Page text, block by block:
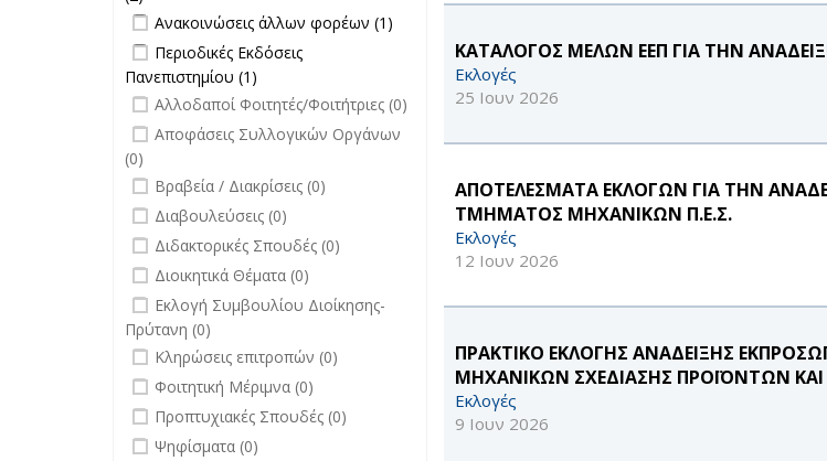
ΚΑΤΑΛΟΓΟΣ ΜΕΛΩΝ ΕΕΠ ΓΙΑ ΤΗΝ
Εκλογές
25 Ιουν 2026
ΑΠΟΤΕΛΕΣΜΑΤΑ ΕΚΛΟΓΩΝ ΓΙΑ ΤΗΝ
ΤΜΗΜΑΤΟΣ ΜΗΧΑΝΙΚΩΝ Π.Ε.Σ.
Εκλογές
12 Ιουν 2026
ΠΡΑΚΤΙΚΟ ΕΚΛΟΓΗΣ ΑΝΑΔΕΙΞΗΣ
ΜΗΧΑΝΙΚΩΝ ΣΧΕΔΙΑΣΗΣ ΠΡΟΪΟΝΤΩΝ
Εκλογές
9 Ιουν 2026
επικαιρότητα filter
Apply Ανακοινώσεις άλλων φορέων
filter
Ανακοινώσεις άλλων φορέων (1)
Ανακοινώσεις
φορέων filter
Apply Περιοδικές Εκδόσεις
Πανεπιστημίου filter
Περιοδικές Εκδόσεις
Πανεπιστημίου (1)
Εκδόσεις
Πανεπιστημίου filter
undefined
Αλλοδαποί Φοιτητές/Φοιτήτριες (0)
undefined
Αποφάσεις Συλλογικών Οργάνων
(0)
undefined
Βραβεία / Διακρίσεις (0)
undefined
Διαβουλεύσεις (0)
undefined
Διδακτορικές Σπουδές (0)
undefined
Διοικητικά Θέματα (0)
undefined
Εκλογή Συμβουλίου Διοίκησης-
Πρύτανη (0)
undefined
Κληρώσεις επιτροπών (0)
undefined
Φοιτητική Μέριμνα (0)
undefined
Προπτυχιακές Σπουδές (0)
undefined
Ψηφίσματα (0)